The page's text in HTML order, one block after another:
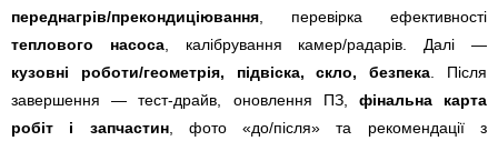
переднагрів/прекондиціювання , перевірка ефективності
теплового насоса, калібрування камер/радарів. Далі —
кузовні роботи/геометрія, підвіска, скло, безпека . Після
завершення — тест-драйв, оновлення ПЗ, фінальна карта
робіт і запчастин, фото «до/після» та рекомендації з